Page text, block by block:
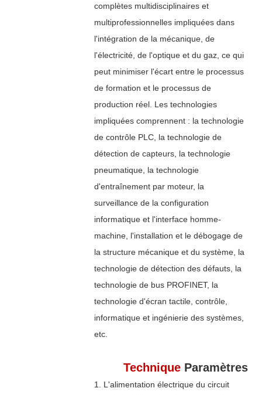
complètes multidisciplinaires et
multiprofessionnelles impliquées dans
l'intégration de la mécanique, de
l'électricité, de l'optique et du gaz, ce qui
peut minimiser l'écart entre le processus
de formation et le processus de
production réel. Les technologies
impliquées comprennent : la technologie
de contrôle PLC, la technologie de
détection de capteurs, la technologie
pneumatique, la technologie
d'entraînement par moteur, la
surveillance de la configuration
informatique et l'interface homme-
machine, l'installation et le débogage de
la structure mécanique et du système, la
technologie de détection des défauts, la
technologie de bus PROFINET, la
technologie d'écran tactile, contrôle,
informatique et ingénierie des systèmes,
etc.
TechniqueParamètres
1. L'alimentation électrique du circuit